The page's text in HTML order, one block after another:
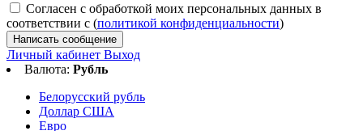
Согласен с обработкой моих персональных данных в
соответствии с (политикой конфиденциальности)
Написать сообщение
Личный кабинет Выход
Валюта: Рубль
Белорусский рубль
Доллар США
Евро